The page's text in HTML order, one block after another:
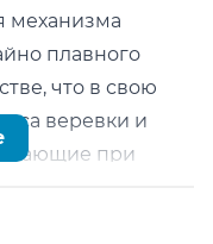
механизма
плавного
что в свою
веревки и
при
также